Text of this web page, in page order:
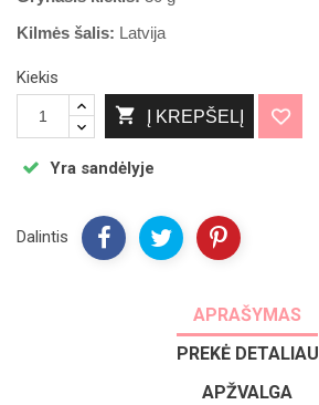
Kilmės šalis: Latvija
Kiekis
 Į KREPŠELĮ
Yra sandėlyje
Dalintis
APRAŠYMAS
PREKĖ DETALIAU
APŽVALGA